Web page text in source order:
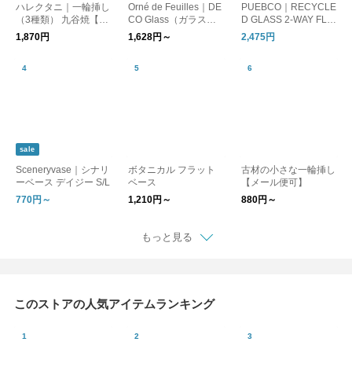
ハレクタニ｜一輪挿し
（3種類） 九谷焼【花
入れ 花瓶 フラワーポ
ット】【インテリア】
1,870円
Orné de Feuilles｜DE
CO Glass（ガラスベ
ース）
1,628円～
PUEBCO｜RECYCLE
D GLASS 2-WAY FLO
WER VASE/フラワー
ベース 花器
2,475円
sale
Sceneryvase｜シナリ
ーベース デイジー S/L
770円～
ボタニカル フラット
ベース
1,210円～
古材の小さな一輪挿し
【メール便可】
880円～
もっと見る
このストアの人気アイテムランキング